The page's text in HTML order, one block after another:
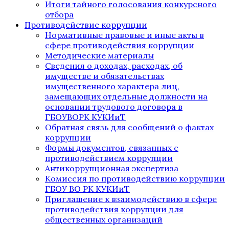
Итоги тайного голосования конкурсного
отбора
Противодействие коррупции
Нормативные правовые и иные акты в
сфере противодействия коррупции
Методические материалы
Сведения о доходах, расходах, об
имуществе и обязательствах
имущественного характера лиц,
замещающих отдельные должности на
основании трудового договора в
ГБОУВОРК КУКИиТ
Обратная связь для сообщений о фактах
коррупции
Формы документов, связанных с
противодействием коррупции
Антикоррупционная экспертиза
Комиссия по противодействию коррупции
ГБОУ ВО РК КУКИиТ
Приглашение к взаимодействию в сфере
противодействия коррупции для
общественных организаций